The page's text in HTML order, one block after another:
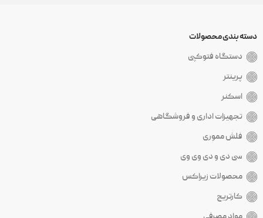
دسته بندی محصولات
دستگاه فتوکپی
پرینتر
اسکنر
تجهیزات اداری و فروشگاهی
فلش مموری
سی دی و دی وی وی
محصولات زیراکس
کارتریج